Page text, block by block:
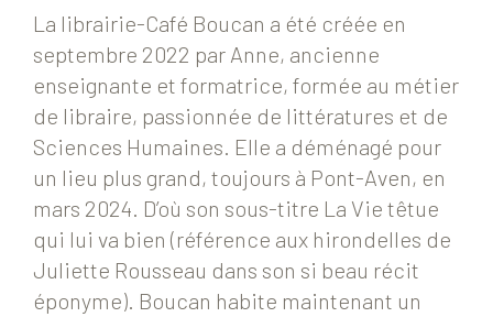
La librairie-Café Boucan a été créée en
septembre 2022 par Anne, ancienne
enseignante et formatrice, formée au métier
de libraire, passionnée de littératures et de
Sciences Humaines. Elle a déménagé pour
un lieu plus grand, toujours à Pont-Aven, en
mars 2024. D’où son sous-titre La Vie têtue
qui lui va bien (référence aux hirondelles de
Juliette Rousseau dans son si beau récit
éponyme). Boucan habite maintenant un